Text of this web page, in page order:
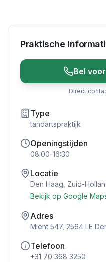
Praktische
Bel
Direct
Type
tandartspraktijk
Openingstijden
08:00-16:30
Locatie
Den Haag Zuid-
Bekijk op Google
Adres
Mient 547, 2564 LE
Telefoon
+31 70 368 3250